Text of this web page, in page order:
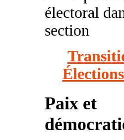
électoral
section
Paix et